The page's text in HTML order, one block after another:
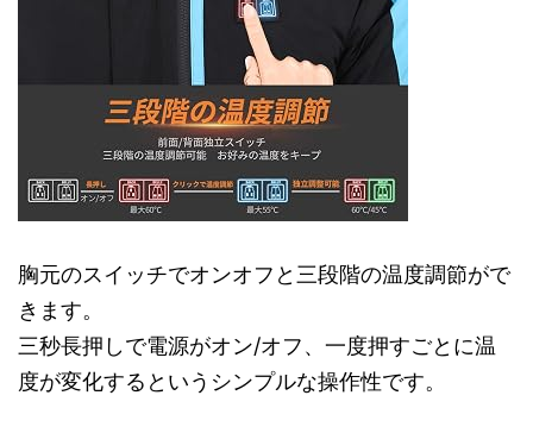
胸元のスイッチでオンオフと三段階の温度調節がで
きます。
三秒長押しで電源がオン/オフ、一度押すごとに温
度が変化するというシンプルな操作性です。